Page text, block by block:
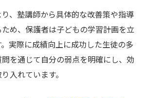
、塾講師から具体的な改善策や指導
め、保護者は子どもの学習計画を立
実際に成績向上に成功した生徒の多
を通じて自分の弱点を明確にし、効
入れています。